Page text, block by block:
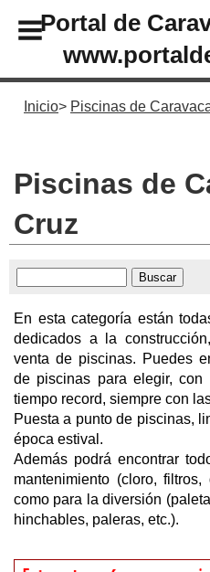
Portal de
Inicio Piscinas de
Piscinas de
Cruz
En esta categoría están
dedicados a la
venta de piscinas. Puedes
de piscinas para elegir,
tiempo record, siempre con
Puesta a punto de piscinas,
época estival.
Además podrá encontrar
mantenimiento (cloro,
como para la diversión
hinchables, paleras, etc.).